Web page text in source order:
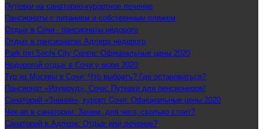
Путевки на санаторно-курортное лечение
Пансионаты с питанием и собственным пляжем
Отдых в Сочи - пансионаты недорого
Отдых в пансионатах Адлера недорого
Park Inn Sochi City Centre: Официальные цены 2020
Недорогой отдых в Сочи у моря 2020
Тур из Москвы в Сочи: Что выбрать? Где остановиться?
Пансионат «Изумруд», Сочи: Путевки для пенсионеров!
Санаторий «Знание», курорт Сочи: Официальные цены 2020
Чек-ап в санатории: Зачем, для чего, сколько стоит?
Санаторий в Адлере: Отдых или лечение?